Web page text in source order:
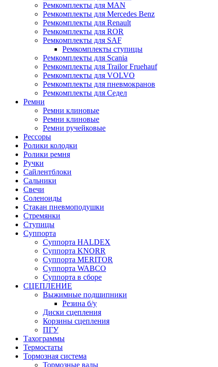
Ремкомплекты для MAN
Ремкомплекты для Mercedes Benz
Ремкомплекты для Renault
Ремкомплекты для ROR
Ремкомплекты для SAF
Ремкомплекты ступицы
Ремкомплекты для Scania
Ремкомплекты для Trailor Fruehauf
Ремкомплекты для VOLVO
Ремкомплекты для пневмокранов
Ремкомплекты для Седел
Ремни
Ремни клиновые
Ремни клиновые
Ремни ручейковые
Рессоры
Ролики колодки
Ролики ремня
Ручки
Сайлентблоки
Сальники
Свечи
Соленоиды
Стакан пневмоподушки
Стремянки
Ступицы
Суппорта
Суппорта HALDEX
Суппорта KNORR
Суппорта MERITOR
Суппорта WABCO
Суппорта в сборе
СЦЕПЛЕНИЕ
Выжимные подшипники
Резина б/у
Диски сцепления
Корзины сцепления
ПГУ
Тахограммы
Термостаты
Тормозная система
Тормозные валы